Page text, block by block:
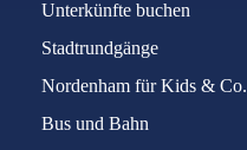
Unterkünfte buchen
Stadtrundgänge
Nordenham für Kids & Co.
Bus und Bahn